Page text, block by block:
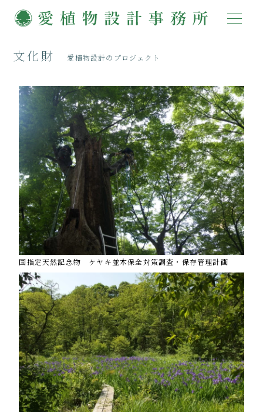
文化財 愛植物設計のプロジェクト
国指定天然記念物 ケヤキ並木保全対策調査・保存管理計画